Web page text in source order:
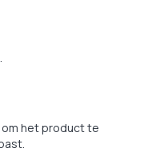
het product te